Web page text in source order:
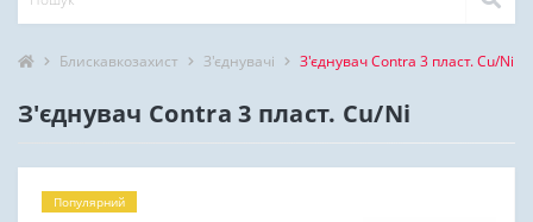
Блискавкозахист З'єднувачі З'єднувач Contra 3 пласт. Cu/Ni
З'єднувач Contra 3 пласт. Cu/Ni
Популярний